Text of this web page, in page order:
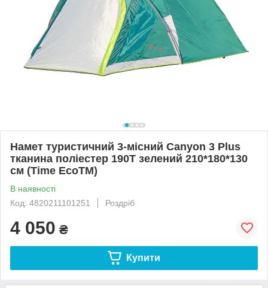
Намет туристичний 3-місний Canyon 3 Plus
тканина поліестер 190Т зелений 210*180*130
см (Time EcoTM)
В наявності
Код: 4820211101251
Роздріб
4 050 ₴
Купити